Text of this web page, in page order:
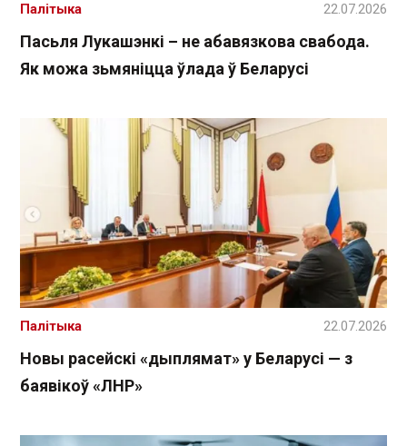
Пасьля Лукашэнкі – не абавязкова свабода.
Як можа зьмяніцца ўлада ў Беларусі
Палітыка 22.07.2026
Новы расейскі «дыплямат» у Беларусі — з
баявікоў «ЛНР»
Палітыка 22.07.2026